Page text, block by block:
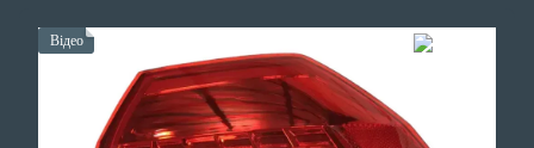
Відео